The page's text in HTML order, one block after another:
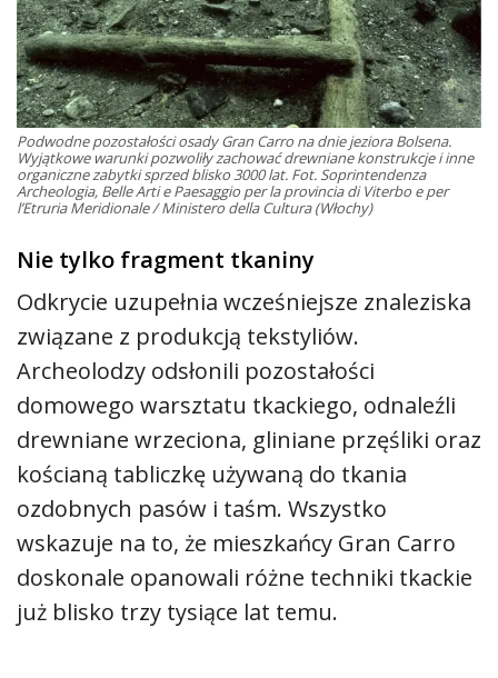
Podwodne pozostałości osady Gran Carro na dnie jeziora Bolsena.
Wyjątkowe warunki pozwoliły zachować drewniane konstrukcje i inne
organiczne zabytki sprzed blisko 3000 lat. Fot. Soprintendenza
Archeologia, Belle Arti e Paesaggio per la provincia di Viterbo e per
l’Etruria Meridionale / Ministero della Cultura (Włochy)
Nie tylko fragment tkaniny
Odkrycie uzupełnia wcześniejsze znaleziska
związane z produkcją tekstyliów.
Archeolodzy odsłonili pozostałości
domowego warsztatu tkackiego, odnaleźli
drewniane wrzeciona, gliniane przęśliki oraz
kościaną tabliczkę używaną do tkania
ozdobnych pasów i taśm. Wszystko
wskazuje na to, że mieszkańcy Gran Carro
doskonale opanowali różne techniki tkackie
już blisko trzy tysiące lat temu.